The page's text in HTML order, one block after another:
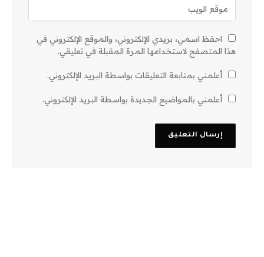
احفظ اسمي، بريدي الإلكتروني، والموقع الإلكتروني في
هذا المتصفح لاستخدامها المرة المقبلة في تعليقي.
أعلمني بمتابعة التعليقات بواسطة البريد الإلكتروني.
أعلمني بالمواضيع الجديدة بواسطة البريد الإلكتروني.